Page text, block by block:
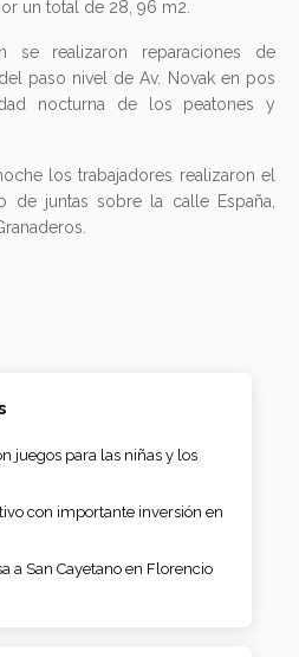
un total de 28, 96 m2.
se realizaron reparaciones de
paso nivel de Av. Novak en pos
nocturna de los peatones y
los trabajadores realizaron el
de juntas sobre la calle España,
juegos para las niñas y los
con importante inversión en
a San Cayetano en Florencio